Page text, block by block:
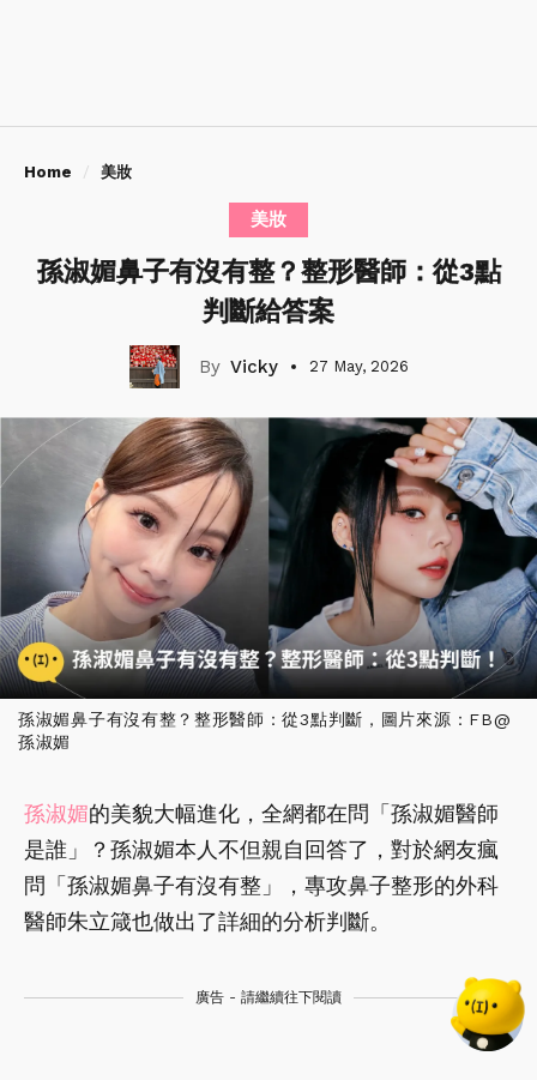
Home 美妝
美妝
孫淑媚鼻子有沒有整？整形醫師：從3點
判斷給答案
Vicky 27 May, 2026
孫淑媚鼻子有沒有整？整形醫師：從3點判斷，圖片來源：FB@
孫淑媚
孫淑媚的美貌大幅進化，全網都在問「孫淑媚醫師
是誰」？孫淑媚本人不但親自回答了，對於網友瘋
問「孫淑媚鼻子有沒有整」，專攻鼻子整形的外科
醫師朱立箴也做出了詳細的分析判斷。
廣告 - 請繼續往下閱讀